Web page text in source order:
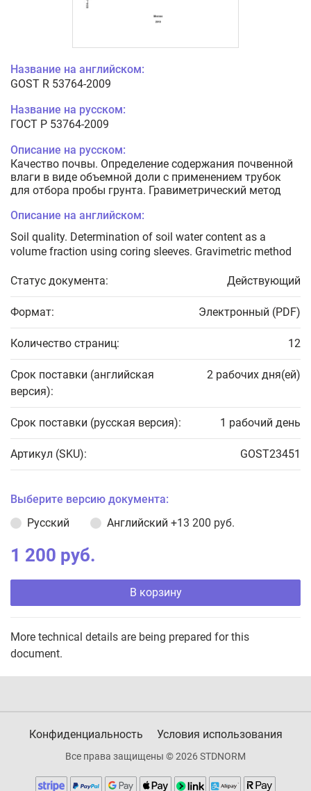
Название на английском:
GOST R 53764-2009
Название на русском:
ГОСТ Р 53764-2009
Описание на русском:
Качество почвы. Определение содержания почвенной
влаги в виде объемной доли с применением трубок
для отбора пробы грунта. Гравиметрический метод
Описание на английском:
Soil quality. Determination of soil water content as a
volume fraction using coring sleeves. Gravimetric method
Статус документа: Действующий
Формат: Электронный (PDF)
Количество страниц: 12
Срок поставки (английская
версия):
2 рабочих дня(ей)
Срок поставки (русская версия): 1 рабочий день
Артикул (SKU): GOST23451
Выберите версию документа:
Русский
Английский +13 200 руб.
1 200 руб.
В корзину
More technical details are being prepared for this
document.
Конфиденциальность Условия использования
Все права защищены © 2026 STDNORM